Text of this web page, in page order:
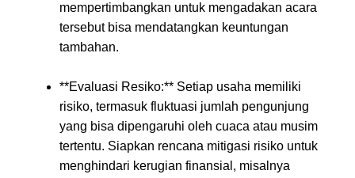
mempertimbangkan untuk mengadakan acara
tersebut bisa mendatangkan keuntungan
tambahan.
**Evaluasi Resiko:** Setiap usaha memiliki
risiko, termasuk fluktuasi jumlah pengunjung
yang bisa dipengaruhi oleh cuaca atau musim
tertentu. Siapkan rencana mitigasi risiko untuk
menghindari kerugian finansial, misalnya